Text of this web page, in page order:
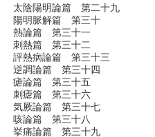
太陰陽明論篇 第二十九
陽明脈解篇 第三十
熱論篇 第三十一
刺熱篇 第三十二
評熱病論篇 第三十三
逆調論篇 第三十四
瘧論篇 第三十五
刺瘧篇 第三十六
気厥論篇 第三十七
咳論篇 第三十八
挙痛論篇 第三十九